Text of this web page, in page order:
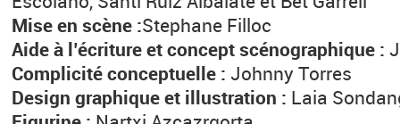
Mise en scène :Stephane Filloc
Aide à l’écriture et concept scénographique :
Complicité conceptuelle : Johnny Torres
Design graphique et illustration : Laia